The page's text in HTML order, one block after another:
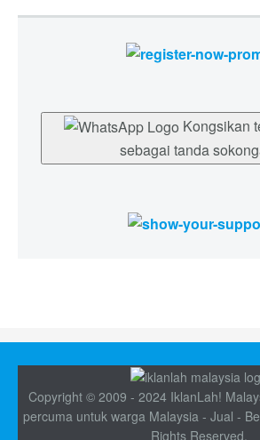
sebagai tanda
Copyright © 2009 - 2024 IklanLah!
percuma untuk warga Malaysia - Jual -
Rights Reserved.